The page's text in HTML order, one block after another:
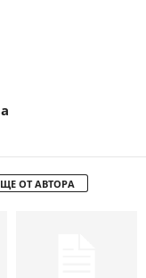
ОТ АВТОРА